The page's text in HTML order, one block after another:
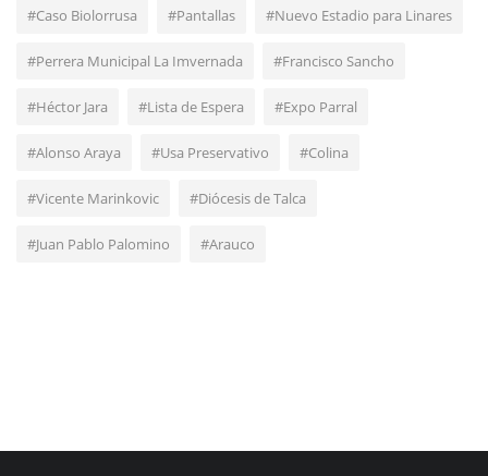
#Caso Biolorrusa #Pantallas #Nuevo Estadio para Linares
#Perrera Municipal La Imvernada #Francisco Sancho
#Héctor Jara #Lista de Espera #Expo Parral
#Alonso Araya #Usa Preservativo #Colina
#Vicente Marinkovic #Diócesis de Talca
#Juan Pablo Palomino #Arauco